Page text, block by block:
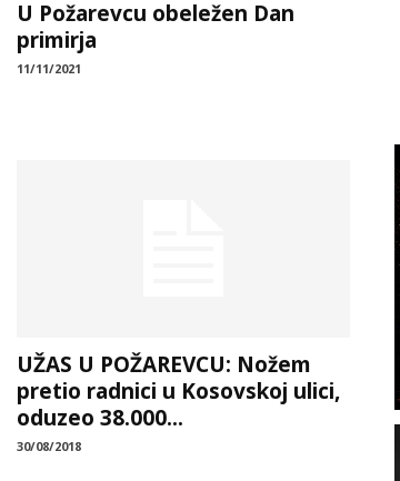
U Požarevcu obeležen Dan
primirja
11/11/2021
UŽAS U POŽAREVCU: Nožem
pretio radnici u Kosovskoj ulici,
oduzeo 38.000...
30/08/2018